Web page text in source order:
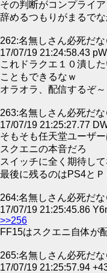
その判断がコンプライ
辞めるつもりがまるで
262:名無しさん必死だ
17/07/19 21:24:58.43
これドラクエ１０潰し
こともできるなｗ
オラオラ、配信するぞ～
263:名無しさん必死だ
17/07/19 21:25:27.77
そもそも任天堂ユーザ
スクエニの本音だろ
スイッチに全く期待し
最後に残るのはPS4と
264:名無しさん必死だ
17/07/19 21:25:45.86
>>256
FF15はスクエニ自体が
265:名無しさん必死だ
17/07/19 21:25:57.94